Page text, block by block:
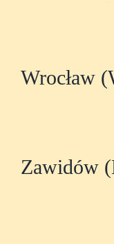
Wrocław
Zawidów